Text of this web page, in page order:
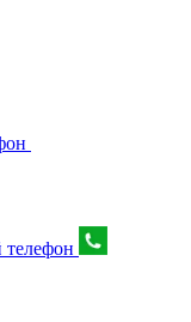
телефон